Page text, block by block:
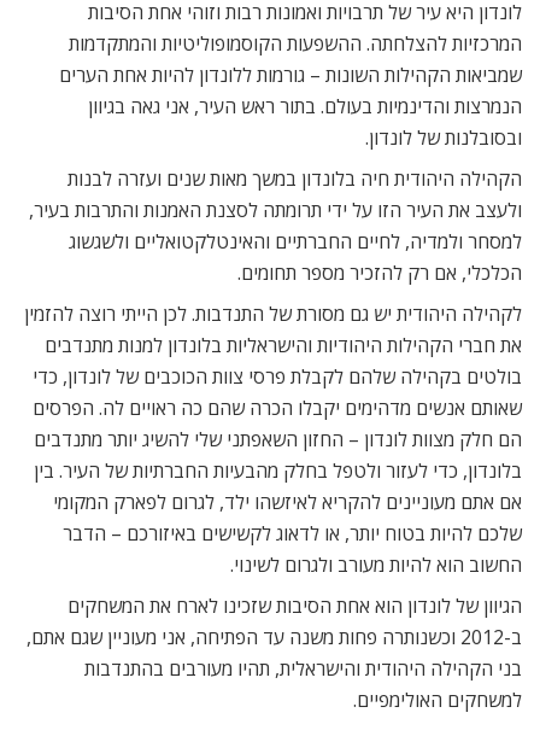
לונדון היא עיר של תרבויות ואמונות רבות וזוהי אחת הסיבות
המרכזיות להצלחתה. ההשפעות הקוסמופוליטיות והמתקדמות
שמביאות הקהילות השונות – גורמות ללונדון להיות אחת הערים
הנמרצות והדינמיות בעולם. בתור ראש העיר, אני גאה בגיוון
ובסובלנות של לונדון.
הקהילה היהודית חיה בלונדון במשך מאות שנים ועזרה לבנות
ולעצב את העיר הזו על ידי תרומתה לסצנת האמנות והתרבות בעיר,
למסחר ולמדיה, לחיים החברתיים והאינטלקטואליים ולשגשוג
הכלכלי, אם רק להזכיר מספר תחומים.
לקהילה היהודית יש גם מסורת של התנדבות. לכן הייתי רוצה להזמין
את חברי הקהילות היהודיות והישראליות בלונדון למנות מתנדבים
בולטים בקהילה שלהם לקבלת פרסי צוות הכוכבים של לונדון, כדי
שאותם אנשים מדהימים יקבלו הכרה שהם כה ראויים לה. הפרסים
הם חלק מצוות לונדון – החזון השאפתני שלי להשיג יותר מתנדבים
בלונדון, כדי לעזור ולטפל בחלק מהבעיות החברתיות של העיר. בין
אם אתם מעוניינים להקריא לאיזשהו ילד, לגרום לפארק המקומי
שלכם להיות בטוח יותר, או לדאוג לקשישים באיזורכם – הדבר
החשוב הוא להיות מעורב ולגרום לשינוי.
הגיוון של לונדון הוא אחת הסיבות שזכינו לארח את המשחקים
ב-2012 וכשנותרה פחות משנה עד הפתיחה, אני מעוניין שגם אתם,
בני הקהילה היהודית והישראלית, תהיו מעורבים בהתנדבות
למשחקים האולימפיים.